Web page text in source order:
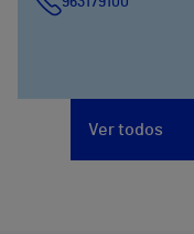
Ver todos